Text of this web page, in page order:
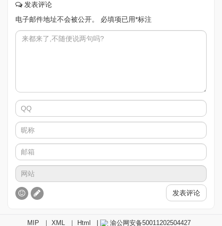
发表评论
电子邮件地址不会被公开。
必填项已用*标注
发表评论
MIP ｜ XML ｜ Html 渝公网安备50011202504427